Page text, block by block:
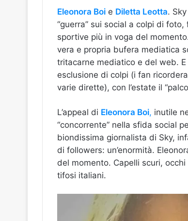
Eleonora Boi e Diletta Leotta.
“guerra” sui social a colpi di
sportive più in voga del
vera e propria bufera mediatica
tritacarne mediatico e del web.
esclusione di colpi (i fan
varie dirette), con l’estate il
L’appeal di Eleonora Boi, inutile
“concorrente” nella sfida social
biondissima giornalista di Sky,
di followers: un’enormità.
del momento. Capelli scuri,
tifosi italiani.